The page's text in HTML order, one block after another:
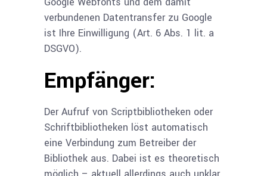
verbundenen Datentransfer zu Google
ist Ihre Einwilligung (Art. 6 Abs. 1 lit. a
DSGVO).
Empfänger:
Der Aufruf von Scriptbibliotheken oder
Schriftbibliotheken löst automatisch
eine Verbindung zum Betreiber der
Bibliothek aus. Dabei ist es theoretisch